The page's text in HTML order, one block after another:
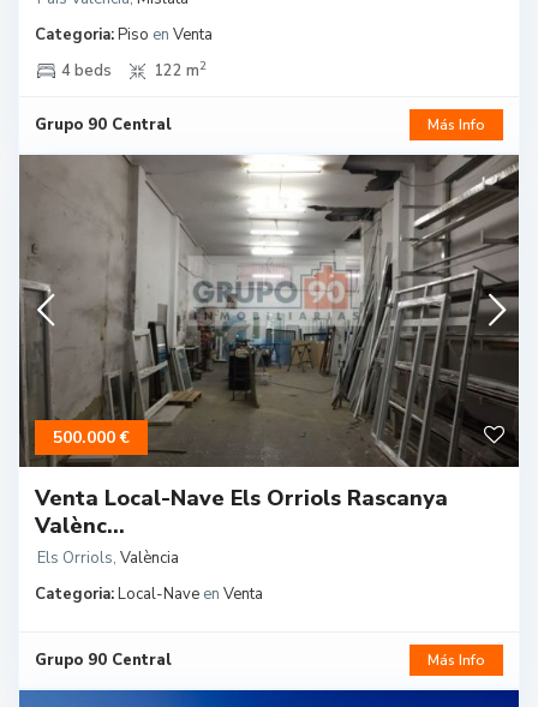
Categoria:Piso en Venta
4 beds
122 m2
Grupo 90 Central Más Info
500.000 €
Venta Local-Nave Els Orriols Rascanya
Valènc...
Els Orriols, València
Categoria:Local-Nave en Venta
Grupo 90 Central Más Info